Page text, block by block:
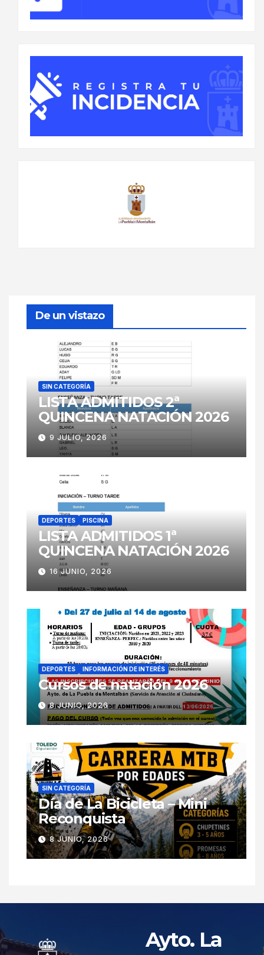
De un vistazo
SIN CATEGORÍA
LISTA ADMITIDOS 2ª
QUINCENA NATACIÓN 2026
9 JULIO, 2026
DEPORTES PISCINA
LISTA ADMITIDOS 1ª
QUINCENA NATACIÓN 2026
16 JUNIO, 2026
DEPORTES INFORMACIÓN DE INTERÉS
Cursos de natación 2026
8 JUNIO, 2026
SIN CATEGORÍA
Día de La Bicicleta – Mini
Reconquista
8 JUNIO, 2026
Ayto. La